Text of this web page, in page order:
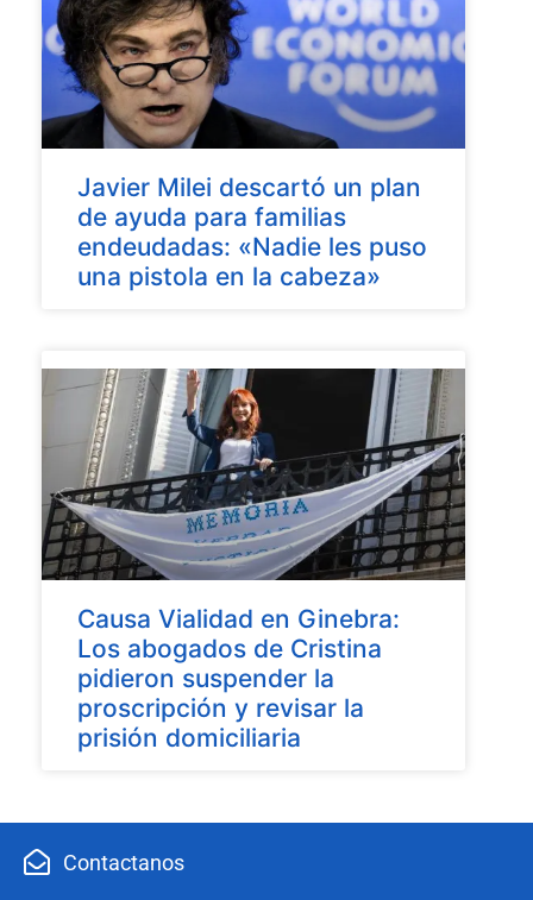
Javier Milei descartó un plan
de ayuda para familias
endeudadas: «Nadie les puso
una pistola en la cabeza»
Causa Vialidad en Ginebra:
Los abogados de Cristina
pidieron suspender la
proscripción y revisar la
prisión domiciliaria
Contactanos